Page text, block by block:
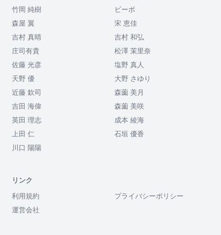
竹岡 純樹
ビーボ
森屋 翼
宋 恵佳
吉村 真晴
吉村 和弘
庄司有貴
松澤 茉里奈
佐藤 光彦
塩野 真人
天野 優
大野 さゆり
近藤 欽司
森薗 美月
吉田 海偉
森薗 美咲
英田 理志
成本 綾海
上田 仁
石垣 優香
川口 陽陽
リンク
利用規約
プライバシーポリシー
運営会社